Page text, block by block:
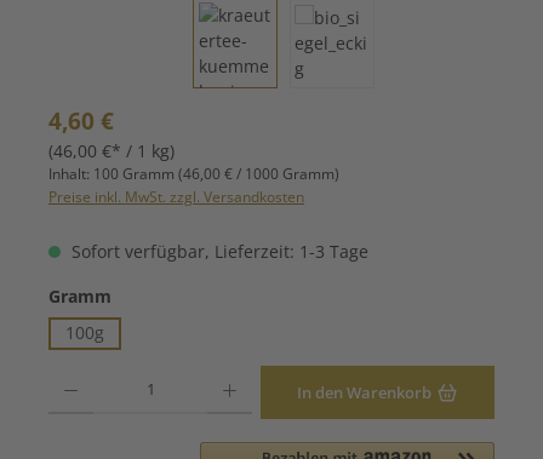
Regulärer Preis:
4,60 €
(46,00 €* / 1 kg)
Inhalt: 100 Gramm (46,00 € / 1000 Gramm)
Preise inkl. MwSt. zzgl. Versandkosten
Sofort verfügbar, Lieferzeit: 1-3 Tage
Gramm
100g
In den Warenkorb